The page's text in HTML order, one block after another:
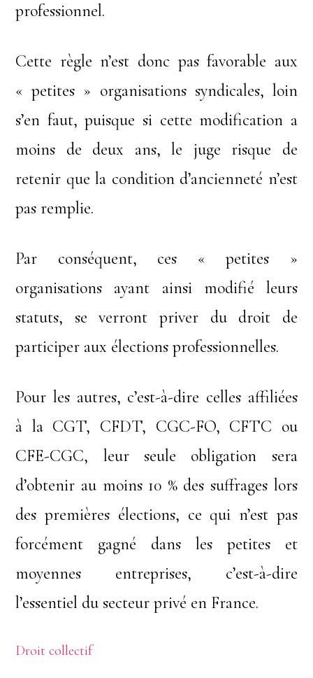
professionnel.
Cette règle n’est donc pas favorable aux
« petites » organisations syndicales, loin
s’en faut, puisque si cette modification a
moins de deux ans, le juge risque de
retenir que la condition d’ancienneté n’est
pas remplie.
Par conséquent, ces « petites »
organisations ayant ainsi modifié leurs
statuts, se verront priver du droit de
participer aux élections professionnelles.
Pour les autres, c’est-à-dire celles affiliées
à la CGT, CFDT, CGC-FO, CFTC ou
CFE-CGC, leur seule obligation sera
d’obtenir au moins 10 % des suffrages lors
des premières élections, ce qui n’est pas
forcément gagné dans les petites et
moyennes entreprises, c’est-à-dire
l’essentiel du secteur privé en France.
Droit collectif